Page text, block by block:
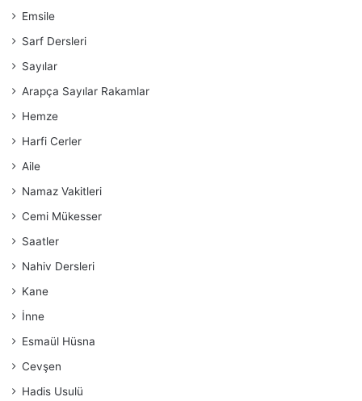
Emsile
Sarf Dersleri
Sayılar
Arapça Sayılar Rakamlar
Hemze
Harfi Cerler
Aile
Namaz Vakitleri
Cemi Mükesser
Saatler
Nahiv Dersleri
Kane
İnne
Esmaül Hüsna
Cevşen
Hadis Usulü